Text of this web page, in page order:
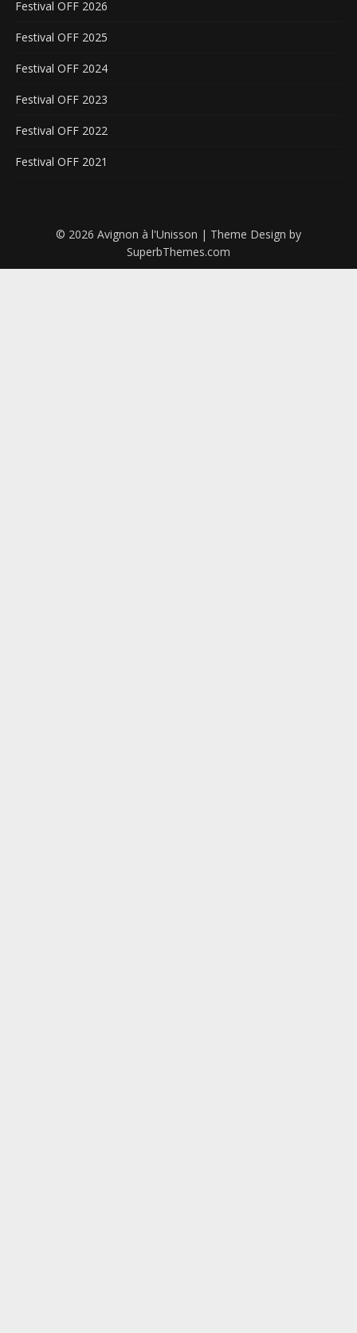
Festival OFF 2026
Festival OFF 2025
Festival OFF 2024
Festival OFF 2023
Festival OFF 2022
Festival OFF 2021
© 2026 Avignon à l'Unisson | Theme Design by
SuperbThemes.com